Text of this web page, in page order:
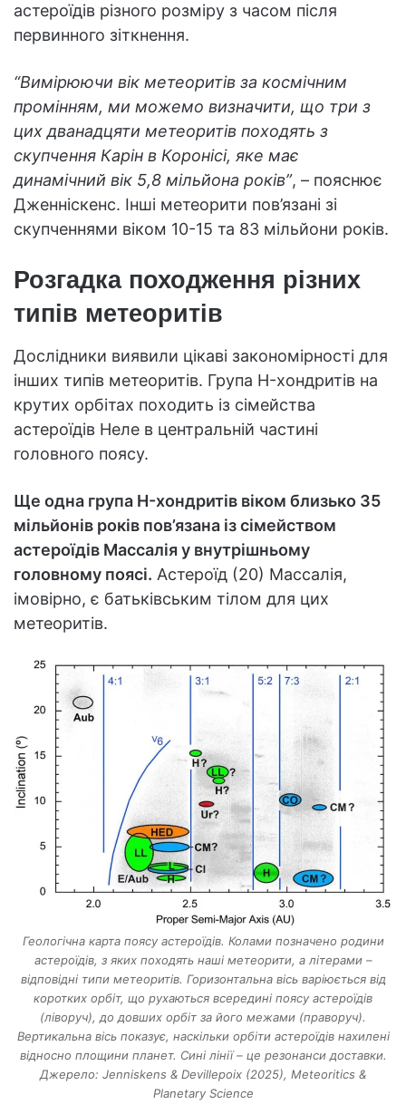
астероїдів різного розміру з часом після
первинного зіткнення.
“Вимірюючи вік метеоритів за космічним
промінням, ми можемо визначити, що три з
цих дванадцяти метеоритів походять з
скупчення Карін в Коронісі, яке має
динамічний вік 5,8 мільйона років”, – пояснює
Дженніскенс. Інші метеорити пов’язані зі
скупченнями віком 10-15 та 83 мільйони років.
Розгадка походження різних
типів метеоритів
Дослідники виявили цікаві закономірності для
інших типів метеоритів. Група H-хондритів на
крутих орбітах походить із сімейства
астероїдів Неле в центральній частині
головного поясу.
Ще одна група H-хондритів віком близько 35
мільйонів років пов’язана із сімейством
астероїдів Массалія у внутрішньому
головному поясі. Астероїд (20) Массалія,
імовірно, є батьківським тілом для цих
метеоритів.
Геологічна карта поясу астероїдів. Колами позначено родини
астероїдів, з яких походять наші метеорити, а літерами –
відповідні типи метеоритів. Горизонтальна вісь варіюється від
коротких орбіт, що рухаються всередині поясу астероїдів
(ліворуч), до довших орбіт за його межами (праворуч).
Вертикальна вісь показує, наскільки орбіти астероїдів нахилені
відносно площини планет. Сині лінії – це резонанси доставки.
Джерело: Jenniskens & Devillepoix (2025), Meteoritics &
Planetary Science